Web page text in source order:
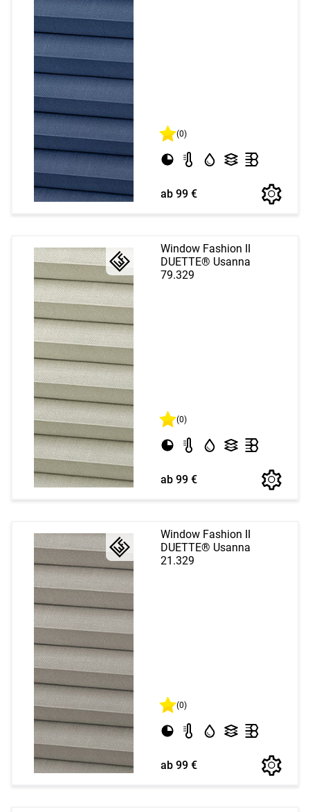
(0)
ab 99 €
Window Fashion II
DUETTE® Usanna
79.329
(0)
ab 99 €
Window Fashion II
DUETTE® Usanna
21.329
(0)
ab 99 €